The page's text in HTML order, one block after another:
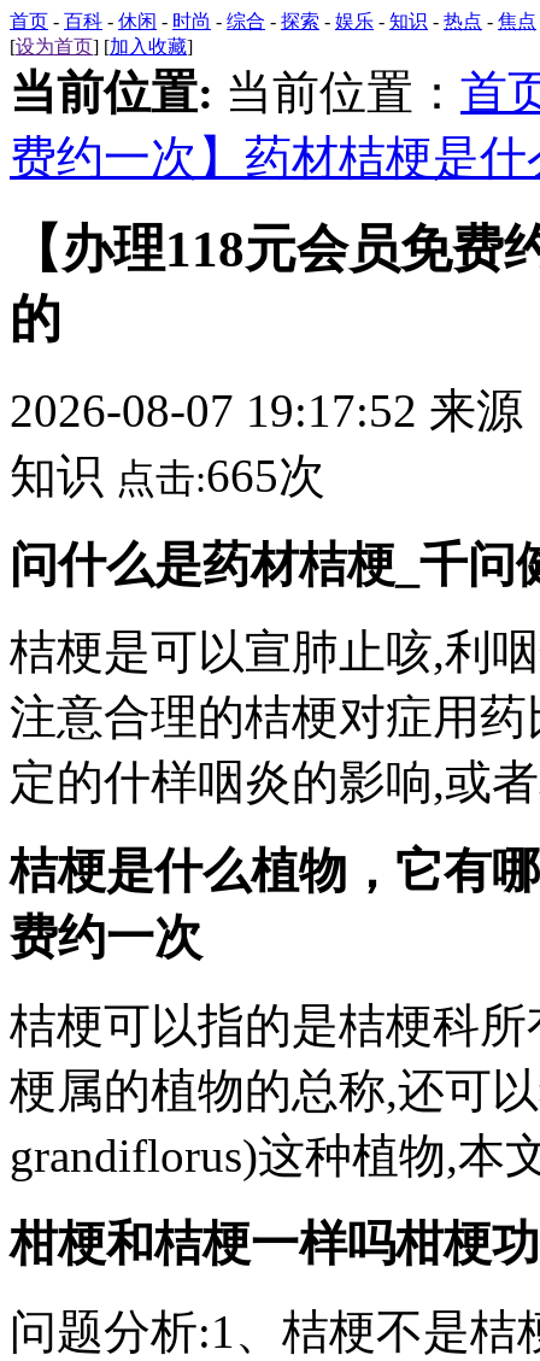
首页 - 百科 - 休闲 - 时尚 - 综合 - 探索 - 娱乐 - 知识 - 热点 - 焦点
[设为首页] [加入收藏]
当前位置: 当前位置： 首
费约一次】药材桔梗是什
【办理118元会员免
的
2026-08-07 19:17:52 来源
知识 点击:665次
问什么是药材桔梗_千问
桔梗是可以宣肺止咳,利
注意合理的桔梗对症用
定的什样咽炎的影响,或
桔梗是什么植物，它有
费约一次
桔梗可以指的是桔梗科
梗属的植物的总称,还可
grandiflorus)这种植物,本
柑梗和桔梗一样吗柑梗
问题分析:1、桔梗不是